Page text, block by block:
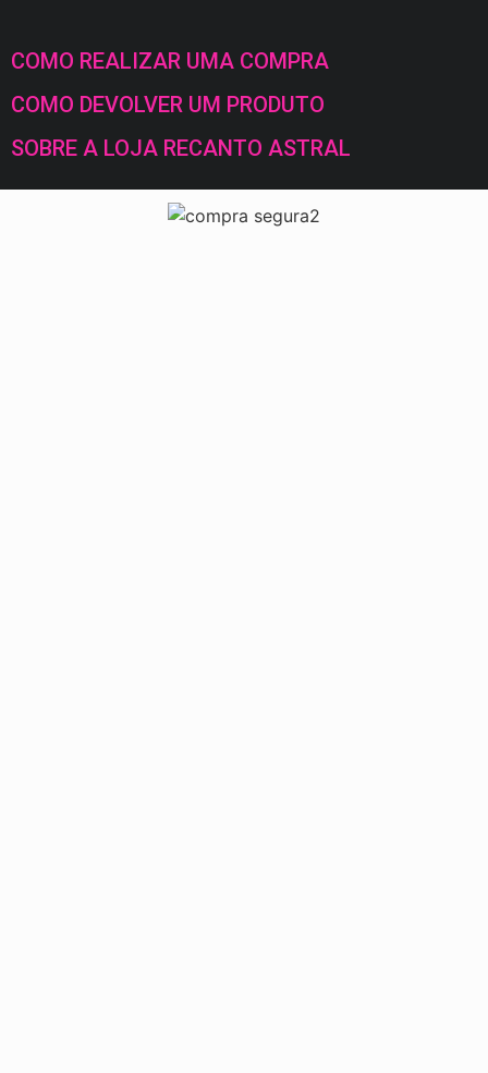
COMO REALIZAR UMA COMPRA
COMO DEVOLVER UM PRODUTO
SOBRE A LOJA RECANTO ASTRAL